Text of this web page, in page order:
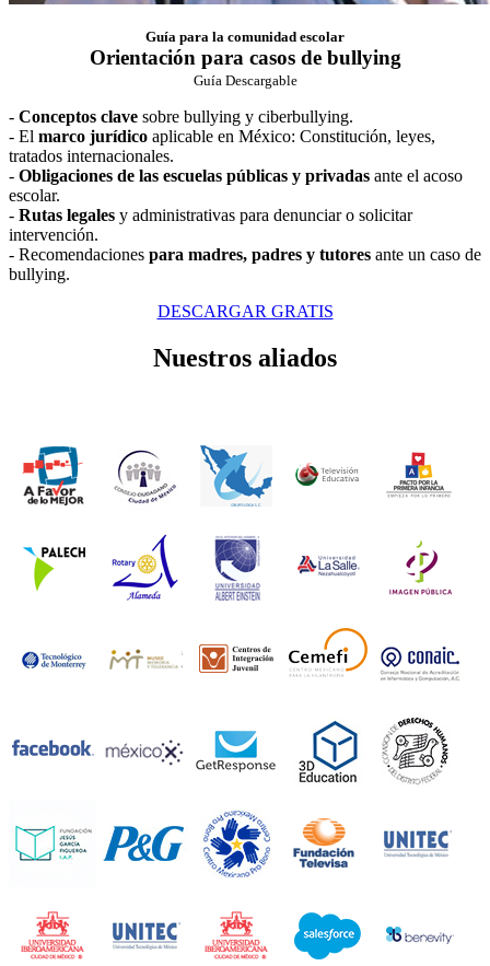
Guía para la comunidad escolar
Orientación para casos de bullying
Guía Descargable
- Conceptos clave sobre bullying y ciberbullying.
- El marco jurídico aplicable en México: Constitución, leyes,
tratados internacionales.
- Obligaciones de las escuelas públicas y privadas ante el acoso
escolar.
- Rutas legales y administrativas para denunciar o solicitar
intervención.
- Recomendaciones para madres, padres y tutores ante un caso de
bullying.
DESCARGAR GRATIS
Nuestros aliados